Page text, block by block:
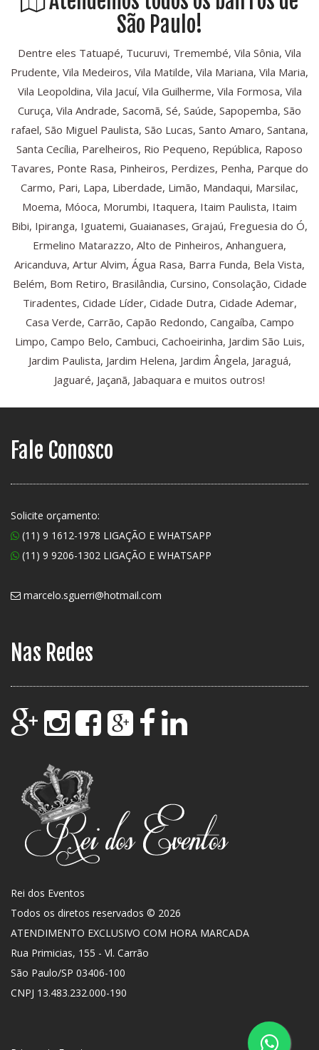
São Paulo!
Dentre eles Tatuapé, Tucuruvi, Tremembé, Vila Sônia, Vila
Prudente, Vila Medeiros, Vila Matilde, Vila Mariana, Vila Maria,
Vila Leopoldina, Vila Jacuí, Vila Guilherme, Vila Formosa, Vila
Curuça, Vila Andrade, Sacomã, Sé, Saúde, Sapopemba, São
rafael, São Miguel Paulista, São Lucas, Santo Amaro, Santana,
Santa Cecília, Parelheiros, Rio Pequeno, República, Raposo
Tavares, Ponte Rasa, Pinheiros, Perdizes, Penha, Parque do
Carmo, Pari, Lapa, Liberdade, Limão, Mandaqui, Marsilac,
Moema, Móoca, Morumbi, Itaquera, Itaim Paulista, Itaim
Bibi, Ipiranga, Iguatemi, Guaianases, Grajaú, Freguesia do Ó,
Ermelino Matarazzo, Alto de Pinheiros, Anhanguera,
Aricanduva, Artur Alvim, Água Rasa, Barra Funda, Bela Vista,
Belém, Bom Retiro, Brasilândia, Cursino, Consolação, Cidade
Tiradentes, Cidade Líder, Cidade Dutra, Cidade Ademar,
Casa Verde, Carrão, Capão Redondo, Cangaíba, Campo
Limpo, Campo Belo, Cambuci, Cachoeirinha, Jardim São Luis,
Jardim Paulista, Jardim Helena, Jardim Ângela, Jaraguá,
Jaguaré, Jaçanã, Jabaquara e muitos outros!
Fale Conosco
Solicite orçamento:
(11) 9 1612-1978 LIGAÇÃO E WHATSAPP
(11) 9 9206-1302 LIGAÇÃO E WHATSAPP
marcelo.sguerri@hotmail.com
Nas Redes
Rei dos Eventos
Todos os diretos reservados © 2026
ATENDIMENTO EXCLUSIVO COM HORA MARCADA
Rua Primicias, 155 - Vl. Carrão
São Paulo/SP 03406-100
CNPJ 13.483.232.000-190